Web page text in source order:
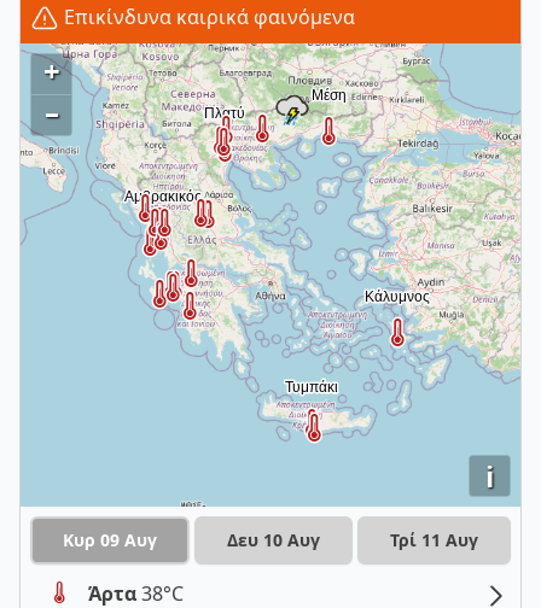
Επικίνδυνα καιρικά φαινόμενα
i
+
–
Κυρ 09 Αυγ Δευ 10 Αυγ Τρί 11 Αυγ
Άρτα38°C